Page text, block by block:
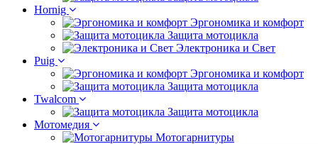
Hornig
Эргономика и комфорт
Защита мотоцикла
Электроника и Свет
Puig
Эргономика и комфорт
Защита мотоцикла
Twalcom
Защита мотоцикла
Мотомедия
Мотогарнитуры